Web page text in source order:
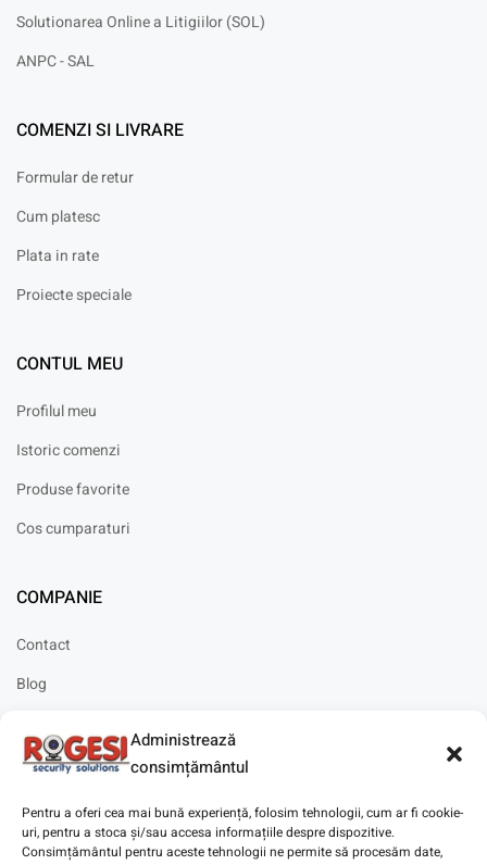
Administrează
consimțământul
Pentru a oferi cea mai bună experiență, folosim tehnologii, cum ar fi cookie-
uri, pentru a stoca și/sau accesa informațiile despre dispozitive.
Consimțământul pentru aceste tehnologii ne permite să procesăm date,
Solutionarea Online a Litigiilor (SOL)
ANPC - SAL
COMENZI SI LIVRARE
Formular de retur
Cum platesc
Plata in rate
Proiecte speciale
CONTUL MEU
Profilul meu
Istoric comenzi
Produse favorite
Cos cumparaturi
COMPANIE
Contact
Blog
Solicitare instalare